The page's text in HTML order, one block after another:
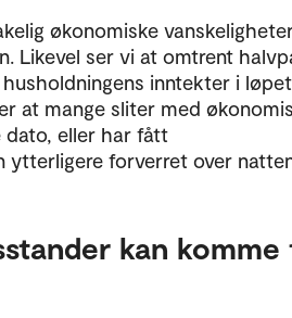
økonomiske
Likevel ser vi at omtrent
inntekter i
at mange sliter med
dato, eller har fått
ytterligere forverret over
kan komme